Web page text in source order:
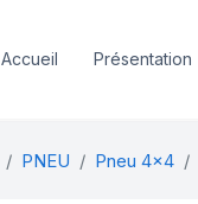
Accueil Présentation
PNEU Pneu 4x4